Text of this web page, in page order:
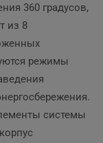
360 градусов,
из 8
режимы
системы